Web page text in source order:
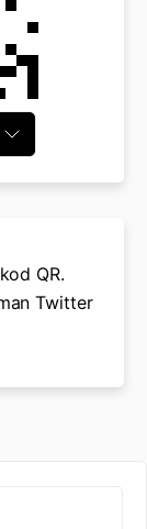
QR.
Twitter